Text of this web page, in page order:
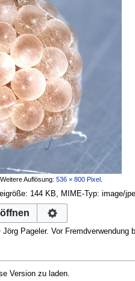
Weitere Auflösung: 536 × 800 Pixel.
144 KB, MIME-Typ: image/
Pageler. Vor Fremdverwendung
Version zu laden.